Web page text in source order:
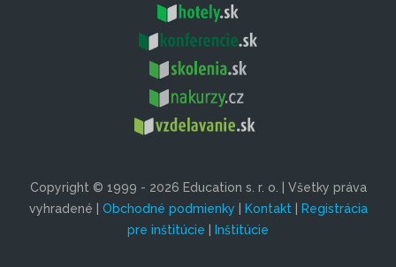
Copyright © 1999 - 2026 Education s. r. o. | Všetky práva
vyhradené | Obchodné podmienky Kontakt|
Registrácia
pre inštitúcie
Inštitúcie